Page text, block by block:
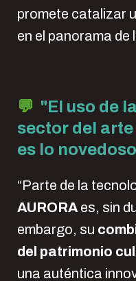
promete catalizar
en el panorama de
💬 "El uso de
sector del arte
es lo
“Parte de la
AURORA es, sin
embargo, su
del patrimonio
una auténtica